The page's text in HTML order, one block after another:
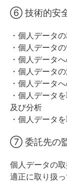
⑥ 技術的安
・個人データ
・個人データ
・個人データ
・個人データ
・個人データ
・個人データ
及び分析
・個人データ
⑦ 委託先の
個人データの
適正に取り扱